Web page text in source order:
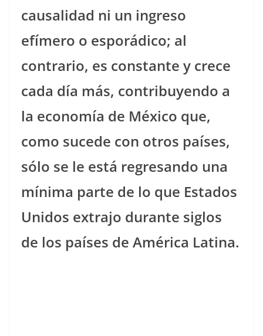
causalidad ni un ingreso
efímero o esporádico; al
contrario, es constante y crece
cada día más, contribuyendo a
la economía de México que,
como sucede con otros países,
sólo se le está regresando una
mínima parte de lo que Estados
Unidos extrajo durante siglos
de los países de América Latina.